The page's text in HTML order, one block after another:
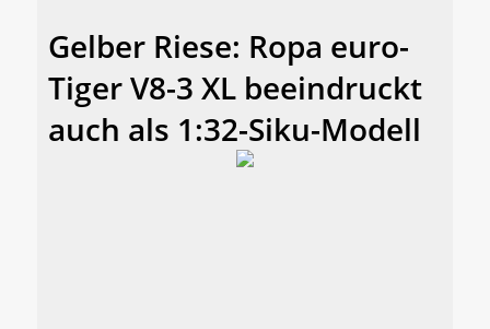
Gelber Riese: Ropa euro-
Tiger V8-3 XL beeindruckt
auch als 1:32-Siku-Modell